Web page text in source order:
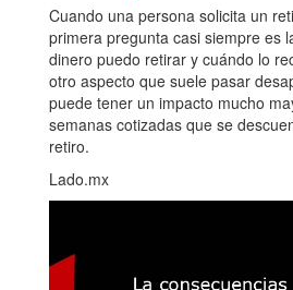
Cuando una persona solicita un
primera pregunta casi siempre es
dinero puedo retirar y cuándo lo
otro aspecto que suele pasar
puede tener un impacto mucho
semanas cotizadas que se
retiro.
Lado.mx